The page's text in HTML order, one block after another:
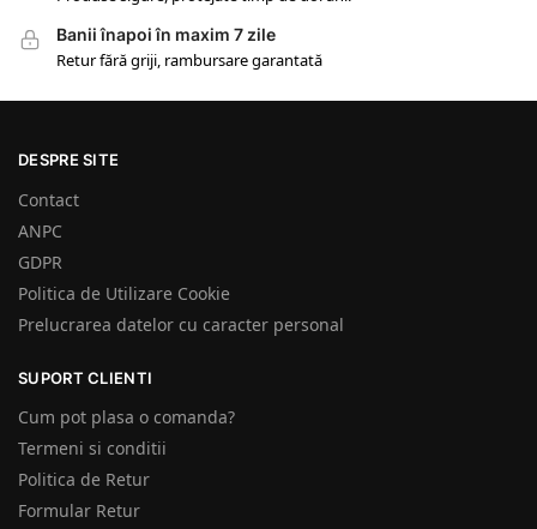
Banii înapoi în maxim 7 zile
Retur fără griji, rambursare garantată
DESPRE SITE
Contact
ANPC
GDPR
Politica de Utilizare Cookie
Prelucrarea datelor cu caracter personal
SUPORT CLIENTI
Cum pot plasa o comanda?
Termeni si conditii
Politica de Retur
Formular Retur